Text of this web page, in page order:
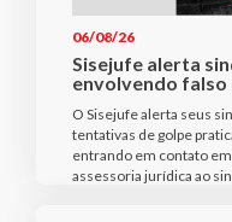
06/08/26
Sisejufe alerta
envolvendo
O Sisejufe alerta seus
tentativas de golpe
entrando em contato
assessoria jurídica ao